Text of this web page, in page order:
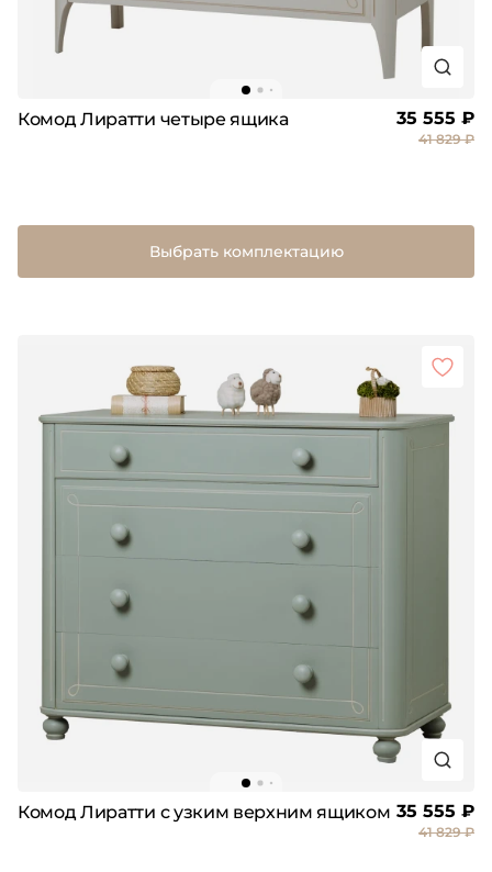
Комод Лиратти четыре ящика 35 555 ₽
41 829 ₽
Выбрать комплектацию
Комод Лиратти с узким верхним ящиком 35 555 ₽
41 829 ₽